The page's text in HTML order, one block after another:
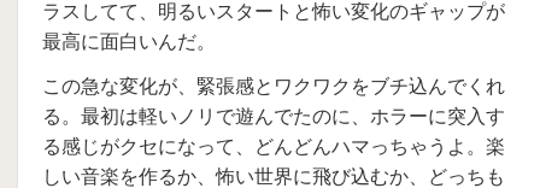
ラスしてて、明るいスタートと怖い変化のギャップが
最高に面白いんだ。
この急な変化が、緊張感とワクワクをブチ込んでくれ
る。最初は軽いノリで遊んでたのに、ホラーに突入す
る感じがクセになって、どんどんハマっちゃうよ。楽
しい音楽を作るか、怖い世界に飛び込むか、どっちも